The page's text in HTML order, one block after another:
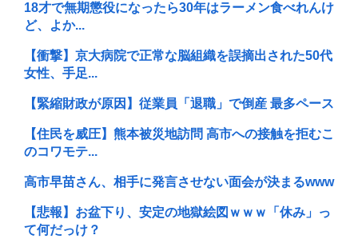
18才で無期懲役になったら30年はラーメン食べれんけ
ど、よか...
【衝撃】京大病院で正常な脳組織を誤摘出された50代
女性、手足...
【緊縮財政が原因】従業員「退職」で倒産 最多ペース
【住民を威圧】熊本被災地訪問 高市への接触を拒むこ
のコワモテ...
高市早苗さん、相手に発言させない面会が決まるwww
【悲報】お盆下り、安定の地獄絵図ｗｗｗ「休み」っ
て何だっけ？